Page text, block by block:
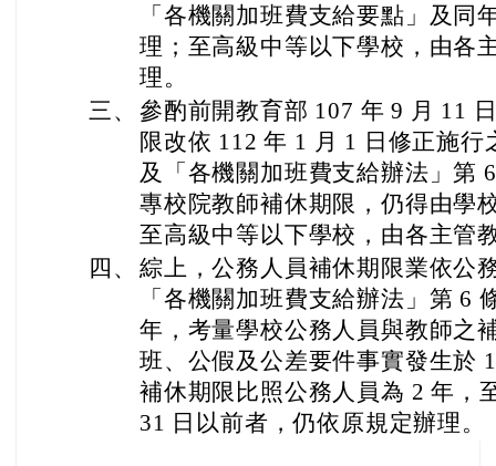
「各機關加班費支給要點」及同
理；至高級中等以下學校，由各
理。
三、 參酌前開教育部 107 年 9 月 11
限改依 112 年 1 月 1 日修正施
及「各機關加班費支給辦法」第
專校院教師補休期限，仍得由學
至高級中等以下學校，由各主管
四、 綜上，公務人員補休期限業依公
「各機關加班費支給辦法」第 6
年，考量學校公務人員與教師之
班、公假及公差要件事實發生於
補休期限比照公務人員為 2 年，
31 日以前者，仍依原規定辦理。